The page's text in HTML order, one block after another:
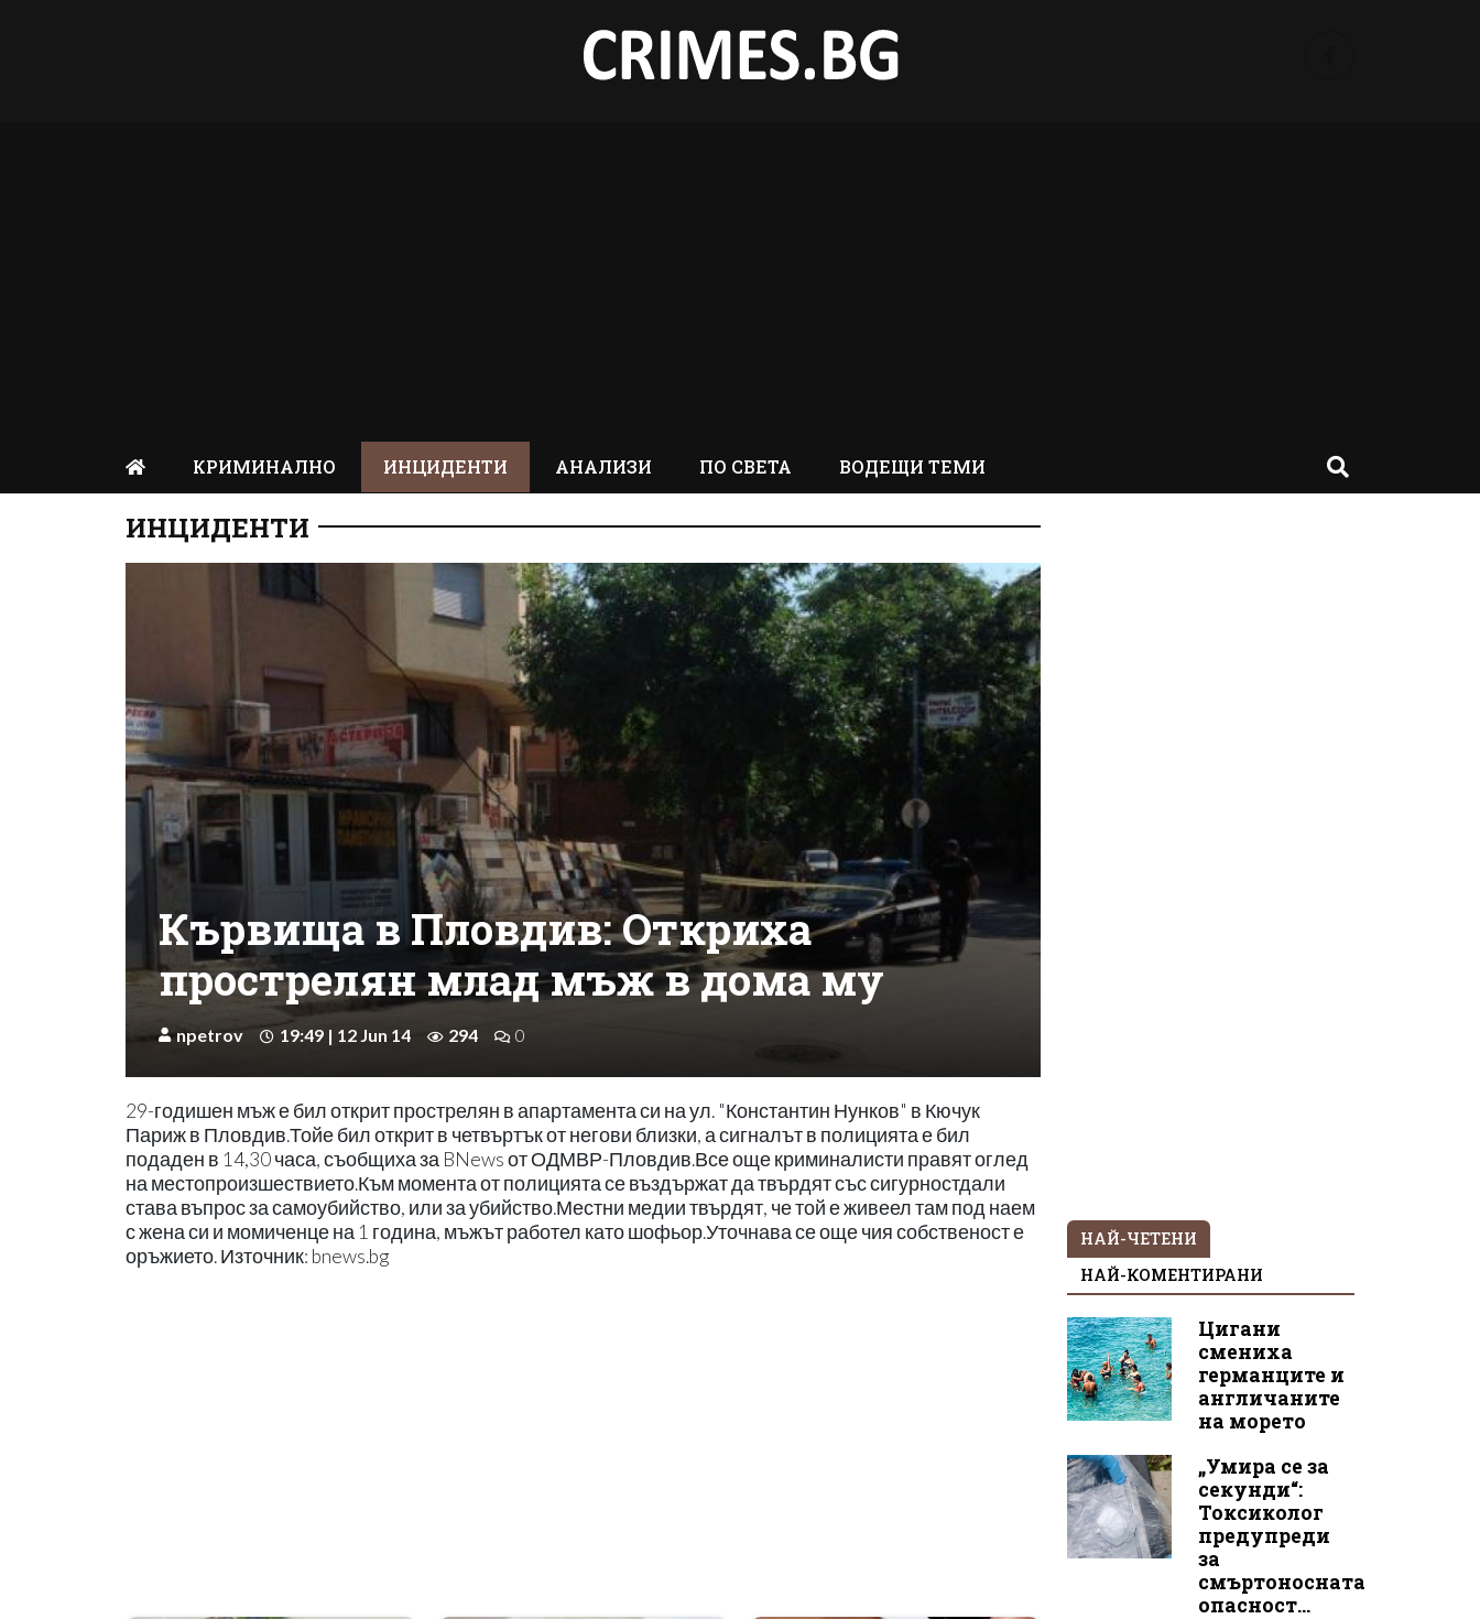
КРИМИНАЛНО ИНЦИДЕНТИ АНАЛИЗИ ПО СВЕТА ВОДЕЩИ ТЕМИ
ИНЦИДЕНТИ
Кървища в Пловдив: Откриха
прострелян млад мъж в дома му
npetrov 19:49 | 12 Jun 14 294 0
29-годишен мъж е бил открит прострелян в апартамента си на ул. "Константин Нунков" в Кючук
Париж в Пловдив.Тойе бил открит в четвъртък от негови близки, а сигналът в полицията е бил
подаден в 14,30 часа, съобщиха за BNews от ОДМВР-Пловдив.Все още криминалисти правят оглед
на местопроизшествието.Към момента от полицията се въздържат да твърдят със сигурностдали
става въпрос за самоубийство, или за убийство.Местни медии твърдят, че той е живеел там под наем
с жена си и момиченце на 1 година, мъжът работел като шофьор.Уточнава се още чия собственост е
оръжието. Източник: bnews.bg
НАЙ-ЧЕТЕНИ
НАЙ-КОМЕНТИРАНИ
Цигани
смениха
германците и
англичаните
на морето
„Умира се за
секунди“:
Токсиколог
предупреди
за
смъртоносната
опасност...